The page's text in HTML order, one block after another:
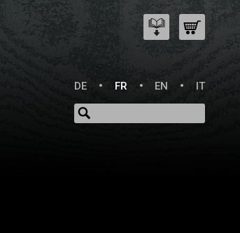
DE
FR EN IT